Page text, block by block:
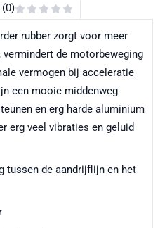
rubber zorgt voor meer
vermindert de motorbeweging
vermogen bij acceleratie
een mooie middenweg
en erg harde aluminium
erg veel vibraties en geluid
tussen de aandrijflijn en het